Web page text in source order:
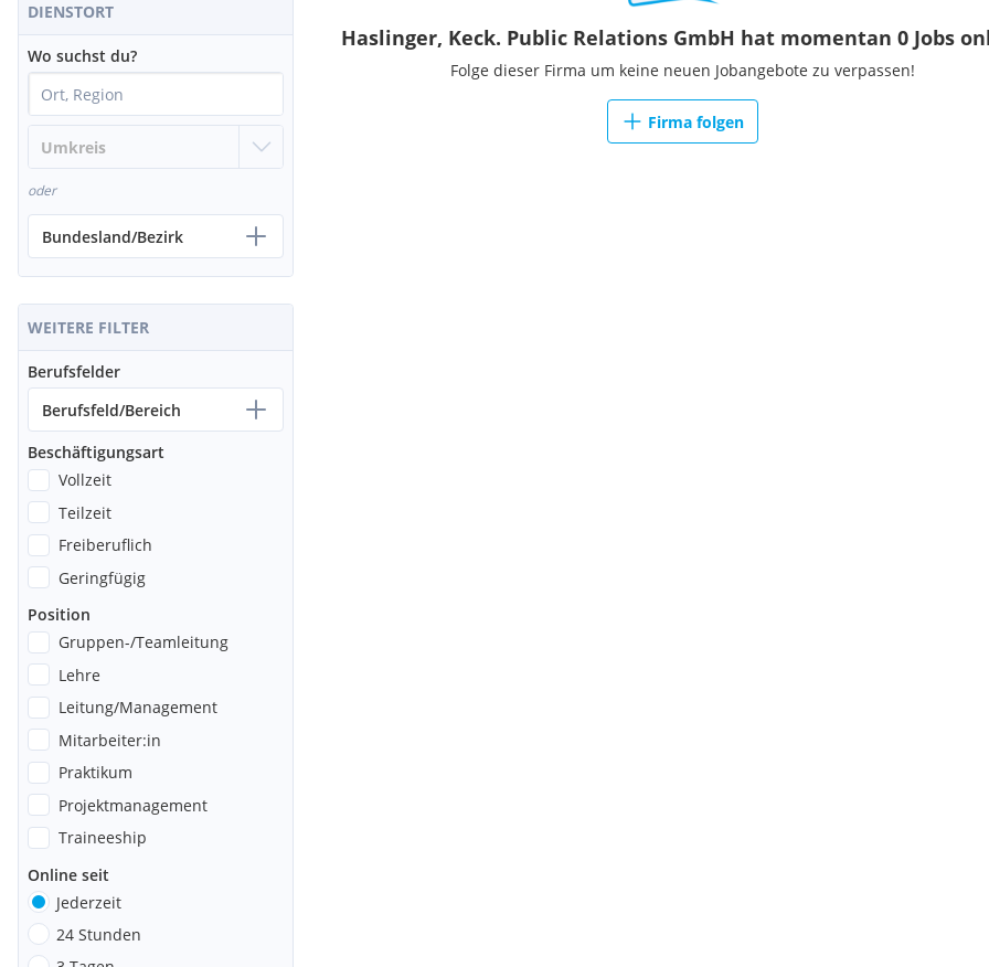
DIENSTORT
Wo suchst du?
oder
Bundesland/Bezirk
WEITERE FILTER
Berufsfelder
Berufsfeld/Bereich
Beschäftigungsart
Vollzeit
Teilzeit
Freiberuflich
Geringfügig
Position
Gruppen-/Teamleitung
Lehre
Leitung/Management
Mitarbeiter:in
Praktikum
Projektmanagement
Traineeship
Online seit
Jederzeit
24 Stunden
Haslinger, Keck. Public Relations GmbH hat momentan 0 Jobs
Folge dieser Firma um keine neuen Jobangebote zu verpassen!
Firma folgen